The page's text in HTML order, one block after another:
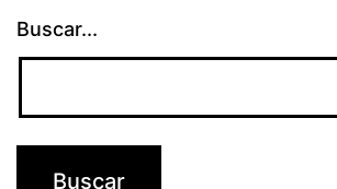
Buscar...